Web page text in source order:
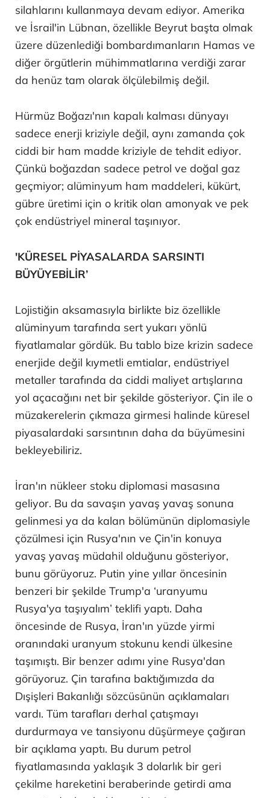
silahlarını kullanmaya devam ediyor. Amerika
ve İsrail'in Lübnan, özellikle Beyrut başta olmak
üzere düzenlediği bombardımanların Hamas ve
diğer örgütlerin mühimmatlarına verdiği zarar
da henüz tam olarak ölçülebilmiş değil.
Hürmüz Boğazı'nın kapalı kalması dünyayı
sadece enerji kriziyle değil, aynı zamanda çok
ciddi bir ham madde kriziyle de tehdit ediyor.
Çünkü boğazdan sadece petrol ve doğal gaz
geçmiyor; alüminyum ham maddeleri, kükürt,
gübre üretimi için o kritik olan amonyak ve pek
çok endüstriyel mineral taşınıyor.
'KÜRESEL PİYASALARDA SARSINTI
BÜYÜYEBİLİR’
Lojistiğin aksamasıyla birlikte biz özellikle
alüminyum tarafında sert yukarı yönlü
fiyatlamalar gördük. Bu tablo bize krizin sadece
enerjide değil kıymetli emtialar, endüstriyel
metaller tarafında da ciddi maliyet artışlarına
yol açacağını net bir şekilde gösteriyor. Çin ile o
müzakerelerin çıkmaza girmesi halinde küresel
piyasalardaki sarsıntının daha da büyümesini
bekleyebiliriz.
İran'ın nükleer stoku diplomasi masasına
geliyor. Bu da savaşın yavaş yavaş sonuna
gelinmesi ya da kalan bölümünün diplomasiyle
çözülmesi için Rusya'nın ve Çin'in konuya
yavaş yavaş müdahil olduğunu gösteriyor,
bunu görüyoruz. Putin yine yıllar öncesinin
benzeri bir şekilde Trump'a ‘uranyumu
Rusya'ya taşıyalım’ teklifi yaptı. Daha
öncesinde de Rusya, İran'ın yüzde yirmi
oranındaki uranyum stokunu kendi ülkesine
taşımıştı. Bir benzer adımı yine Rusya'dan
görüyoruz. Çin tarafına baktığımızda da
Dışişleri Bakanlığı sözcüsünün açıklamaları
vardı. Tüm tarafları derhal çatışmayı
durdurmaya ve tansiyonu düşürmeye çağıran
bir açıklama yaptı. Bu durum petrol
fiyatlamasında yaklaşık 3 dolarlık bir geri
çekilme hareketini beraberinde getirdi ama